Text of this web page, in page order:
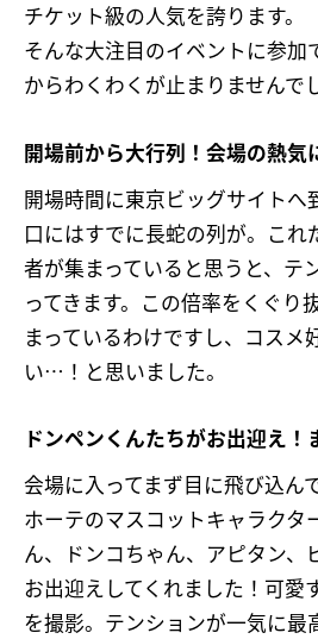
チケット級の人気を誇ります。
そんな大注目のイベントに参加
からわくわくが止まりませんで
開場前から大行列！会場の熱気
開場時間に東京ビッグサイトへ
口にはすでに長蛇の列が。これ
者が集まっていると思うと、テ
ってきます。この倍率をくぐり
まっているわけですし、コスメ
い…！と思いました。
ドンペンくんたちがお出迎え！
会場に入ってまず目に飛び込ん
ホーテのマスコットキャラクタ
ん、ドンコちゃん、アピタン、
お出迎えしてくれました！可愛
を撮影。テンションが一気に最